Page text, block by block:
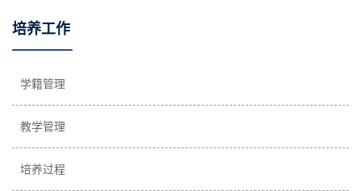
培养工作
学籍管理
教学管理
培养过程